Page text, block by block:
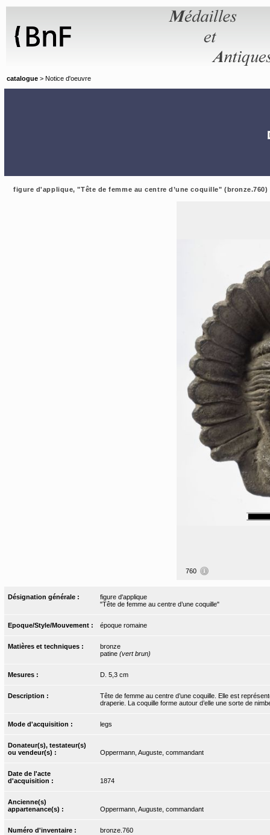
catalogue > Notice d'oeuvre
figure d'applique, "Tête de femme au centre d’une coquille" (bronze.760)
760
Désignation générale :
figure d'applique
"Tête de femme au centre d’une coquille"
Epoque/Style/Mouvement : époque romaine
Matières et techniques :
bronze
patine (vert brun)
Mesures : D. 5,3 cm
Description :
Tête de femme au centre d’une coquille. Elle est
draperie. La coquille forme autour d’elle une sorte de
Mode d'acquisition : legs
Donateur(s), testateur(s)
ou vendeur(s) :
Oppermann, Auguste, commandant
Date de l'acte
d'acquisition :
1874
Ancienne(s)
appartenance(s) :
Oppermann, Auguste, commandant
Numéro d'inventaire : bronze.760